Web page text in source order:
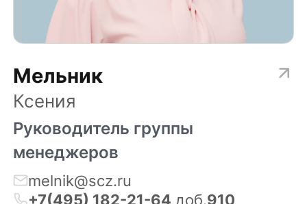
Мельник
Ксения
Руководитель группы
менеджеров
melnik@scz.ru
+7(495) 182-21-64 доб.910